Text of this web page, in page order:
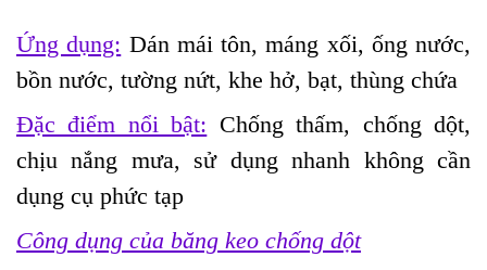
Ứng dụng: Dán mái tôn, máng xối, ống nước,
bồn nước, tường nứt, khe hở, bạt, thùng chứa
Đặc điểm nổi bật: Chống thấm, chống dột,
chịu nắng mưa, sử dụng nhanh không cần
dụng cụ phức tạp
Công dụng của băng keo chống dột